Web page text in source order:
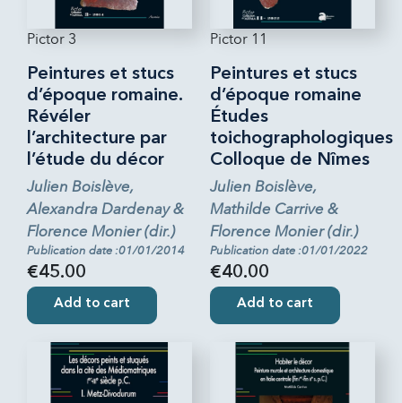
Pictor 3
Peintures et stucs
d’époque romaine.
Révéler
l’architecture par
l’étude du décor
Julien Boislève,
Alexandra Dardenay &
Florence Monier (dir.)
Publication date :01/01/2014
€45.00
Add to cart
Pictor 11
Peintures et stucs
d’époque romaine
Études
toichographologiques
Colloque de Nîmes
Julien Boislève,
Mathilde Carrive &
Florence Monier (dir.)
Publication date :01/01/2022
€40.00
Add to cart